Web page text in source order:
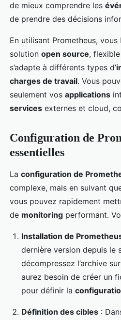
de mieux comprendre les
de prendre des décisions
En utilisant Prometheus, vous
solution open source,
s’adapte à différents types d’
charges de travail. Vous
seulement vos applications
services externes et cloud,
Configuration de
essentielles
La configuration de
complexe, mais en suivant
vous pouvez rapidement
de monitoring performant.
Installation de
dernière version depuis le
décompressez l’archive
aurez besoin de créer un
pour définir la
Définition des cibles :